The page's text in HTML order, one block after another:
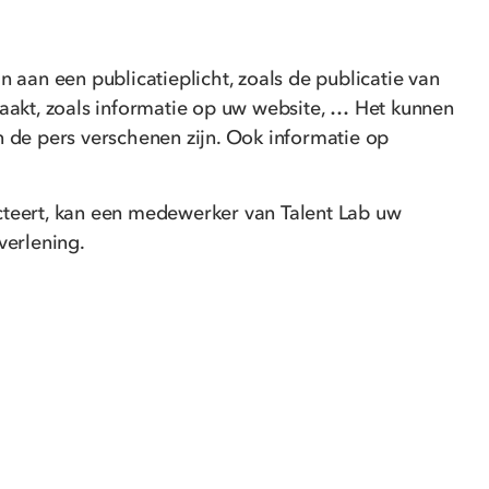
aan een publicatieplicht, zoals de publicatie van
zoals informatie op uw website, … Het kunnen
pers verschenen zijn. Ook informatie op
kan een medewerker van Talent Lab uw